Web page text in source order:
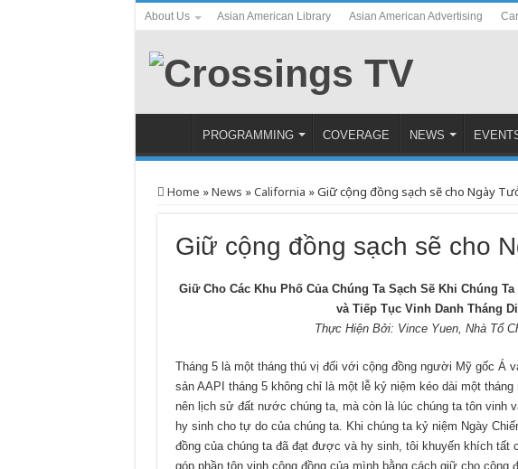
About Us Asian American Library Asian American Advertising
PROGRAMMING COVERAGE NEWS
Home »News »California »Giữ cộng đồng sạch sẽ cho Ngày
Giữ cộng đồng sạch sẽ cho
Giữ Cho Các Khu Phố Của Chúng Ta Sạch Sẽ Khi Chúng
và Tiếp Tục Vinh Danh Tháng Di
Thực Hiện Bởi: Vince Yuen, Nhà Tổ
Tháng 5 là một tháng thú vị đối với cộng đồng người Mỹ gốc Á
sản AAPI tháng 5 không chỉ là một lễ kỷ niệm kéo dài một
nên lịch sử đất nước chúng ta, mà còn là lúc chúng ta tôn vinh
hy sinh cho tự do của chúng ta. Khi chúng ta kỷ niệm Ngày
đồng của chúng ta đã đạt được và hy sinh, tôi khuyến khích tất
góp phần tôn vinh cộng đồng của mình bằng cách giữ cho cộng